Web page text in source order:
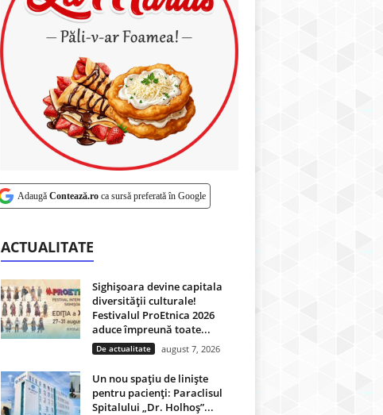
Adaugă Contează.roca sursă preferată în Google
ACTUALITATE
Sighișoara devine capitala
diversității culturale!
Festivalul ProEtnica 2026
aduce împreună toate...
De actualitate august 7, 2026
Un nou spațiu de liniște
pentru pacienți: Paraclisul
Spitalului „Dr. Holhoș”...